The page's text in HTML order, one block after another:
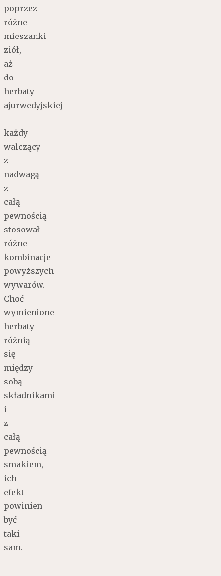
poprzez
różne
mieszanki
ziół,
aż
do
herbaty
ajurwedyjskiej
–
każdy
walczący
z
nadwagą
z
całą
pewnością
stosował
różne
kombinacje
powyższych
wywarów.
Choć
wymienione
herbaty
różnią
się
między
sobą
składnikami
i
z
całą
pewnością
smakiem,
ich
efekt
powinien
być
taki
sam.